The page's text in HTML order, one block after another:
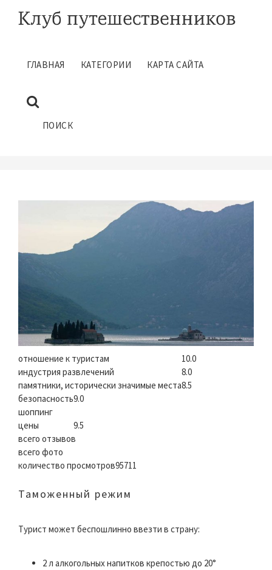
ГЛАВНАЯ КАТЕГОРИИ КАРТА САЙТА
ПОИСК
ПАМЯТКА ТУРИСТАМ
отношение к туристам
10.0
индустрия развлечений
8.0
памятники, исторически значимые места8.5
безопасность9.0
шоппинг
цены
9.5
всего отзывов
всего фото
количество просмотров95711
Таможенный режим
Турист может беспошлинно ввезти в страну:
2 л алкогольных напитков крепостью до 20°